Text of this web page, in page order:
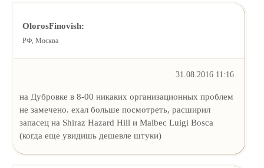
OlorosFinovish:
РФ, Москва
31.08.2016 11:16
на Дубровке в 8-00 никаких организационных проблем
не замечено. ехал больше посмотреть, расширил
запасец на Shiraz Hazard Hill и Malbec Luigi Bosca
(когда еще увидишь дешевле штуки)